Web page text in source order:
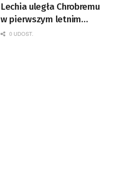
Lechia uległa Chrobremu
w pierwszym letnim
sparingu
0 UDOST.